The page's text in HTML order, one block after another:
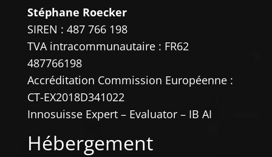
Stéphane Roecker
SIREN : 487 766 198
TVA intracommunautaire : FR62
487766198
Accréditation Commission Européenne :
CT-EX2018D341022
Innosuisse Expert – Evaluator – IB AI
Hébergement